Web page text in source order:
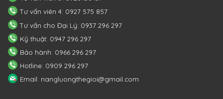
Tư vấn viên 4: 0927 575 857
Tư vấn cho Đại Lý: 0937 296 297
Kỹ thuật: 0947 296 297
Bảo hành: 0966 296 297
Hotline: 0909 296 297
Email: nangluongthegioi@gmail.com